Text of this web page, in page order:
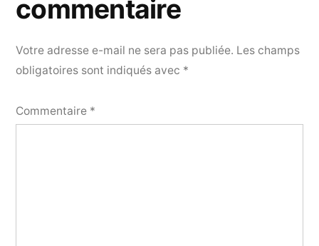
commentaire
Votre adresse e-mail ne sera pas publiée. Les champs
obligatoires sont indiqués avec *
Commentaire *